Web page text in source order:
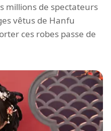
millions de spectateurs
vêtus de Hanfu
ces robes passe de